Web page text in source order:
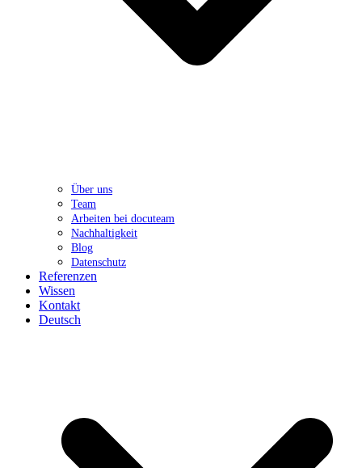
Über uns
Team
Arbeiten bei docuteam
Nachhaltigkeit
Blog
Datenschutz
Referenzen
Wissen
Kontakt
Deutsch